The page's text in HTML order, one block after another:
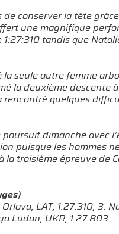
conserver la tête
une magnifique
tandis que
seule autre femme
la deuxième descente
quelques
dimanche avec
puisque les hommes
la troisième épreuve de
LAT, 1:27:310; 3.
Ludan, UKR, 1:27:803.